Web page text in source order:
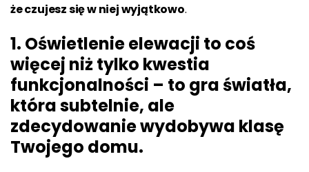
że czujesz się w niej wyjątkowo.
1. Oświetlenie elewacji to coś
więcej niż tylko kwestia
funkcjonalności – to gra światła,
która subtelnie, ale
zdecydowanie wydobywa klasę
Twojego domu.